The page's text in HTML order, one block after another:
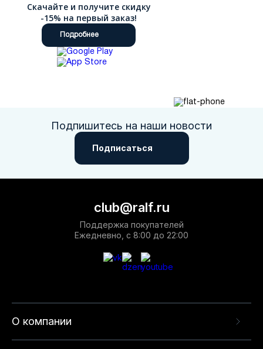
Скачайте и получите скидку
-15% на первый заказ!
Подробнее
Подпишитесь на наши новости
Подписаться
О компании
club@ralf.ru
Поддержка покупателей
Ежедневно, с 8:00 до 22:00